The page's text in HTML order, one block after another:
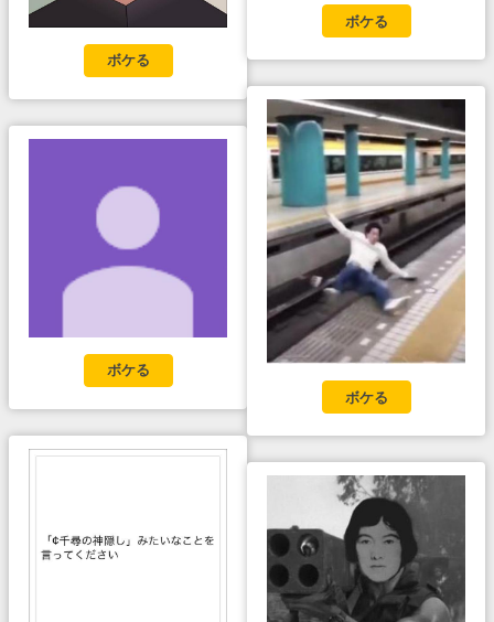
ボケる
ボケる
ボケる
ボケる